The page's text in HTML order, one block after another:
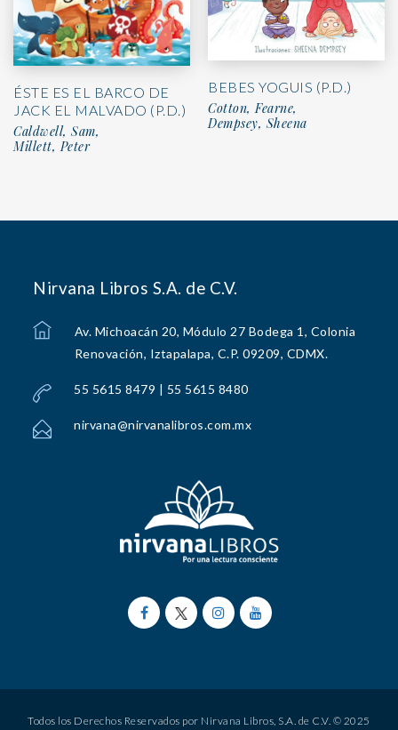
ÉSTE ES EL BARCO DE
JACK EL MALVADO (P.D.)
Caldwell, Sam,
Millett, Peter
BEBES YOGUIS (P.D.)
Cotton, Fearne,
Dempsey, Sheena
Nirvana Libros S.A. de C.V.
Av. Michoacán 20, Módulo 27 Bodega 1, Colonia
Renovación, Iztapalapa, C.P. 09209, CDMX.
55 5615 8479 | 55 5615 8480
nirvana@nirvanalibros.com.mx
Todos los Derechos Reservados por Nirvana Libros, S.A. de C.V. © 2025